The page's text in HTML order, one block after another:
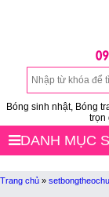
Bóng sinh nhật, Bóng
trọn
DANH MỤC
Trang chủ »